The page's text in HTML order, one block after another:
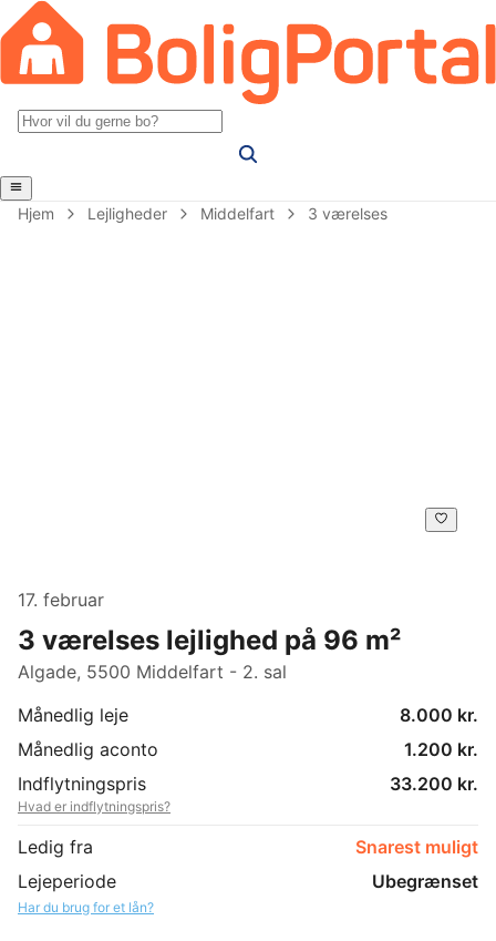
Hjem Lejligheder Middelfart 3 værelses
17. februar
3 værelses lejlighed på 96 m²
Algade, 5500 Middelfart - 2. sal
Månedlig leje
8.000 kr.
Månedlig aconto
1.200 kr.
Indflytningspris
33.200 kr.
Hvad er indflytningspris?
Ledig fra
Snarest muligt
Lejeperiode
Ubegrænset
Har du brug for et lån?